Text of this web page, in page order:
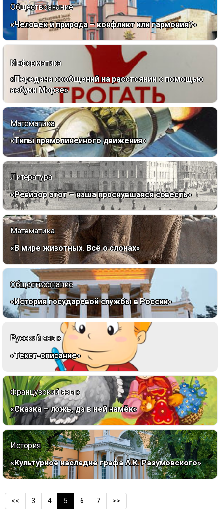
Обществознание
«Человек и природа – конфликт или гармония?»
Информатика
«Передача сообщений на расстоянии с помощью
азбуки Морзе»
Математика
«Типы прямолинейного движения»
Литература
«Ревизор этот – наша проснувшаяся совесть»
Математика
«В мире животных. Всё о слонах»
Обществознание
«История государевой службы в России»
Русский язык
«Текст-описание»
Французский язык
«Сказка – ложь, да в ней намёк»
История
«Культурное наследие графа А.К. Разумовского»
<< 3 4 5 6 7 >>